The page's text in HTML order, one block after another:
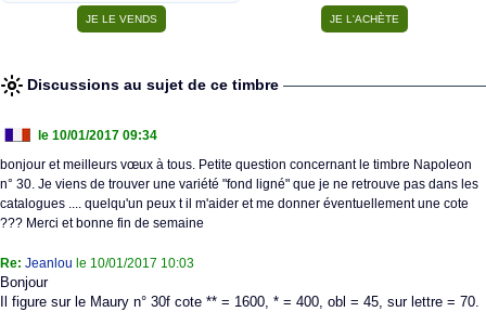
Discussions au sujet de ce timbre
le 10/01/2017 09:34
bonjour et meilleurs vœux à tous. Petite question concernant le timbre Napoleon
n° 30. Je viens de trouver une variété "fond ligné" que je ne retrouve pas dans les
catalogues .... quelqu'un peux t il m'aider et me donner éventuellement une cote
??? Merci et bonne fin de semaine
Re: Jeanlou le 10/01/2017 10:03
Bonjour
Il figure sur le Maury n° 30f cote ** = 1600, * = 400, obl = 45, sur lettre = 70.